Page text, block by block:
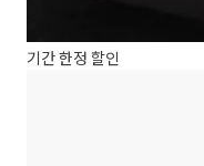
기간 한정 할인